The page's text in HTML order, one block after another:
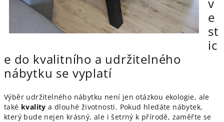
e
st
ic
e do kvalitního a udržitelného
nábytku se vyplatí
Výběr udržitelného nábytku není jen otázkou ekologie, ale
také kvalitya dlouhé životnosti. Pokud hledáte nábytek,
který bude nejen krásný, ale i šetrný k přírodě, zaměřte se